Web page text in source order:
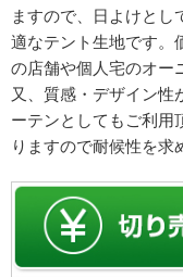
ますので、日よけと
適なテント生地です。
の店舗や個人宅のオー
又、質感・デザイン性
ーテンとしてもご利用
りますので耐候性を求